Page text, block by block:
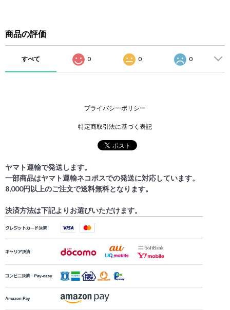
商品の評価
すべて 0 0 0
プライバシーポリシー
特定商取引法に基づく表記
ヤマト運輸で発送します。
一部商品はヤマト運輸ネコポスでの発送に対応しています。
8,000円以上のご注文で送料無料となります。
決済方法は下記よりお選びいただけます。